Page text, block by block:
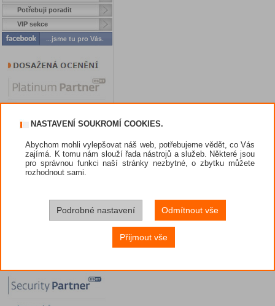
Potřebuji poradit
VIP sekce
NASTAVENÍ SOUKROMÍ COOKIES.
Abychom mohli vylepšovat náš web, potřebujeme vědět, co Vás
zajímá. K tomu nám slouží řada nástrojů a služeb. Některé jsou
pro správnou funkci naší stránky nezbytné, o zbytku můžete
rozhodnout sami.
Podrobné nastavení Odmítnout vše
Přijmout vše